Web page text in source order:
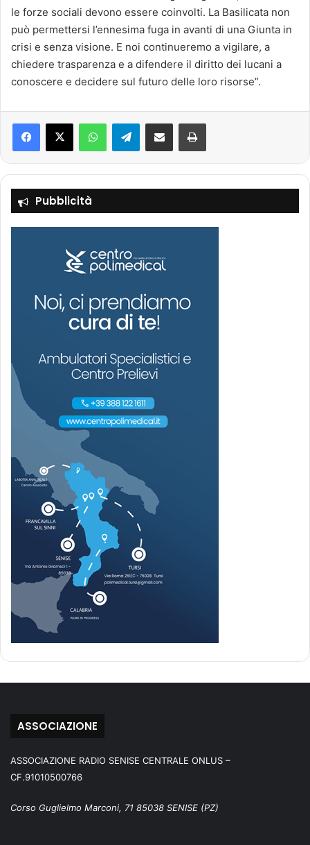
le forze sociali devono essere coinvolti. La Basilicata non
può permettersi l’ennesima fuga in avanti di una Giunta in
crisi e senza visione. E noi continueremo a vigilare, a
chiedere trasparenza e a difendere il diritto dei lucani a
conoscere e decidere sul futuro delle loro risorse”.
Telegram
Pubblicità
ASSOCIAZIONE
ASSOCIAZIONE RADIO SENISE CENTRALE ONLUS –
CF.91010500766
Corso Guglielmo Marconi, 71 85038 SENISE (PZ)